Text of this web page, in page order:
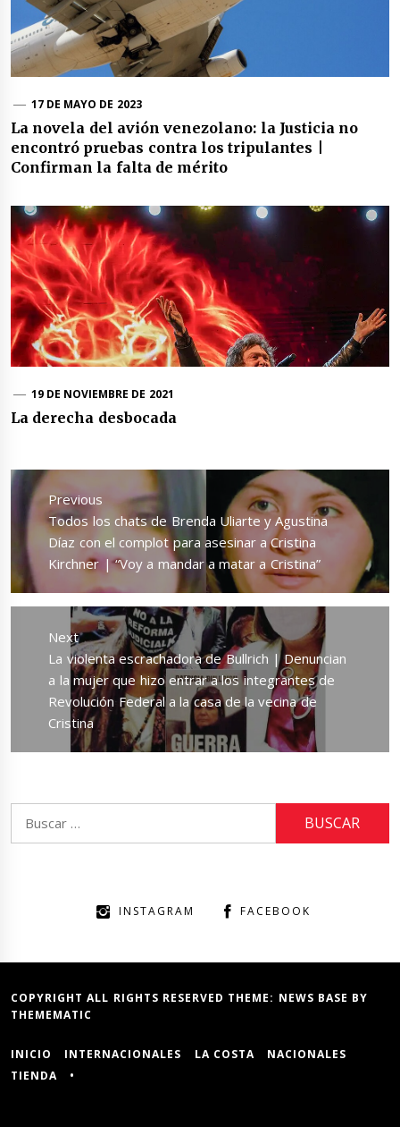
17 DE MAYO DE 2023
La novela del avión venezolano: la Justicia no
encontró pruebas contra los tripulantes |
Confirman la falta de mérito
19 DE NOVIEMBRE DE 2021
La derecha desbocada
Navegación
de
entradas
Previous
Previous
post:
Todos los chats de Brenda Uliarte y Agustina
Díaz con el complot para asesinar a Cristina
Kirchner | “Voy a mandar a matar a Cristina”
Next
Next
post:
La violenta escrachadora de Bullrich | Denuncian
a la mujer que hizo entrar a los integrantes de
Revolución Federal a la casa de la vecina de
Cristina
INSTAGRAM FACEBOOK
COPYRIGHT ALL RIGHTS RESERVED THEME: NEWS BASE BY
THEMEMATIC
INICIO INTERNACIONALES LA COSTA
NACIONALES
TIENDA
•